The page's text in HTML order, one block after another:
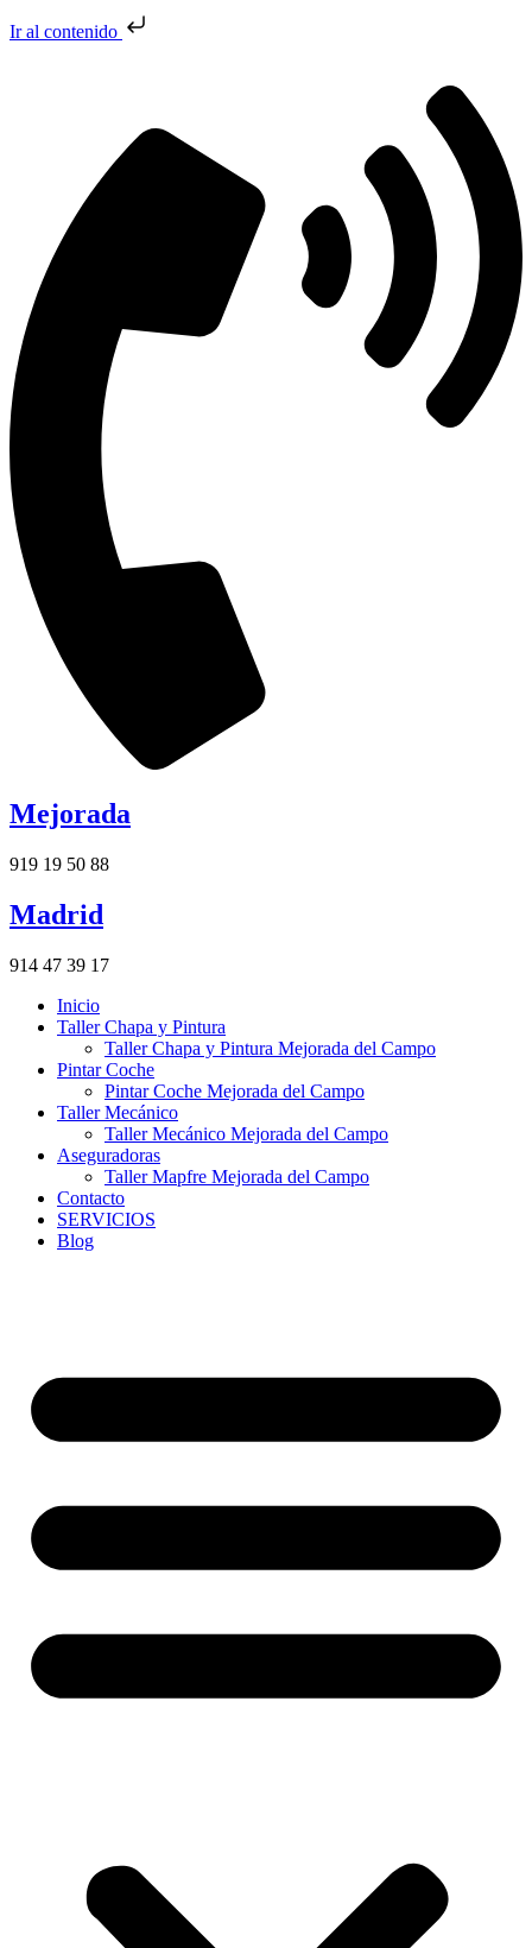
Ir al contenido
Mejorada
919 19 50 88
Madrid
914 47 39 17
Inicio
Taller Chapa y Pintura
Taller Chapa y Pintura Mejorada del Campo
Pintar Coche
Pintar Coche Mejorada del Campo
Taller Mecánico
Taller Mecánico Mejorada del Campo
Aseguradoras
Taller Mapfre Mejorada del Campo
Contacto
SERVICIOS
Blog